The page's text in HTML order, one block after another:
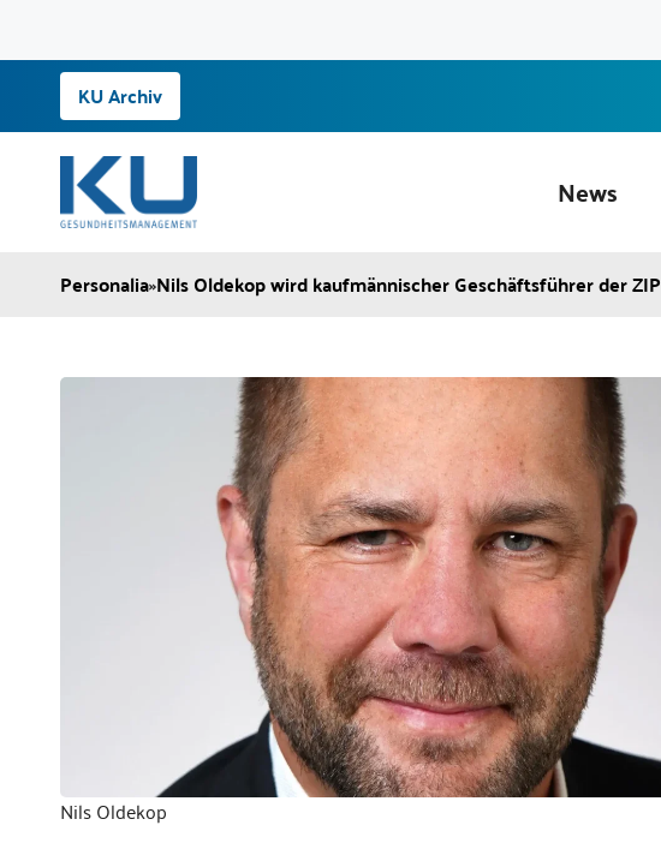
springen
KU Archiv
News
Personalia»Nils Oldekop wird kaufmännischer Geschäftsführer der ZIP
Nils Oldekop